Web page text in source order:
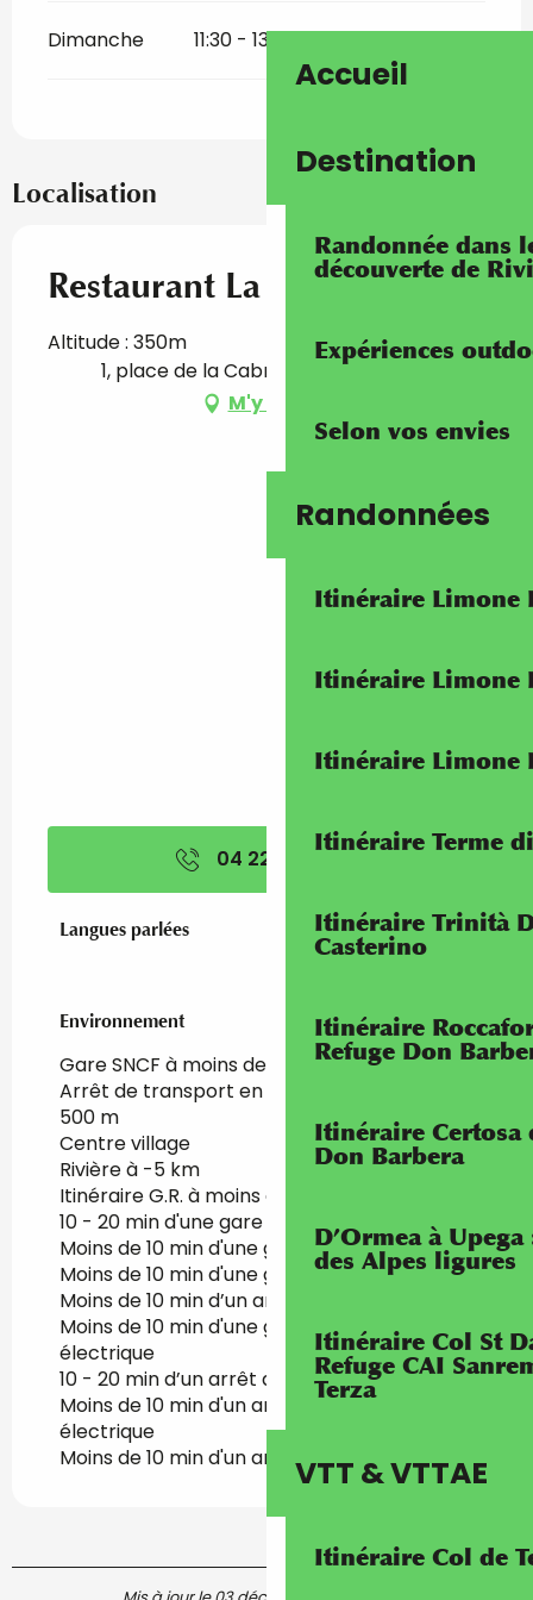
Accueil
Destination
Randonnée dans
découverte de
Expériences
Selon vos envies
Randonnées
Itinéraire Limone
Itinéraire Limone
Itinéraire Limone
Itinéraire Terme
Itinéraire Trinità
Casterino
Itinéraire
Refuge Don
Itinéraire Certosa
Don Barbera
D’Ormea à
des Alpes ligures
Itinéraire Col St
Refuge CAI
Terza
VTT & VTTAE
Itinéraire Col de
Dimanche 11:30 - 13:30 19:00 - 21:30
Localisation
Restaurant La Cabraïa
Altitude : 350m
1, place de la Cabraïa, 06380 Sospel
M'y rendre
04 22 91 23▒▒
Langues parlées
Langues parlées
Environnement
Environnement
Gare SNCF à moins de 500 m
Arrêt de transport en commun à moins de
500 m
Centre village
Rivière à -5 km
Itinéraire G.R. à moins d'1 km
10 - 20 min d'une gare SNCF à pied
Moins de 10 min d'une gare SNCF en voiture
Moins de 10 min d'une gare SNCF à vélo
Moins de 10 min d’un arrêt de bus à vélo
Moins de 10 min d'une gare SNCF à vélo
électrique
10 - 20 min d’un arrêt de bus à pied
Moins de 10 min d'un arrêt de bus à vélo
électrique
Moins de 10 min d'un arrêt de bus en voiture